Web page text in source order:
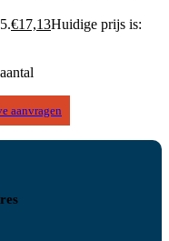
€17,13Huidige prijs is:
aanvragen